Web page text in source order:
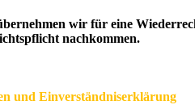
wir für eine
nachkommen.
und Einverständniserklärung